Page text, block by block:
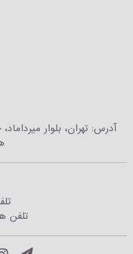
آدرس: تهران، بلوار
تلفن